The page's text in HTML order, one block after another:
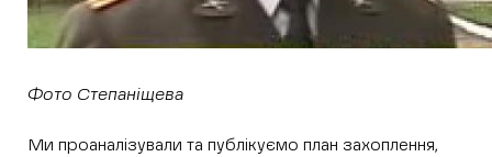
Фото Степаніщева
Ми проаналізували та публікуємо план захоплення,